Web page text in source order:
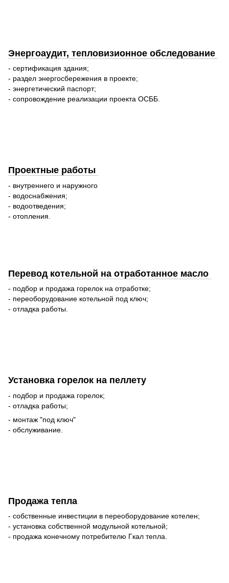
Энергоаудит, тепловизионное обследование
- сертификация здания;
- раздел энергосбережения в проекте;
- энергетический паспорт;
- сопровождение реализации проекта ОСББ.
Проектные работы
- внутреннего и наружного
- водоснабжения;
- водоотведения;
- отопления.
Перевод котельной на отработанное масло
- подбор и продажа горелок на отработке;
- переоборудование котельной под ключ;
- отладка работы.
Установка горелок на пеллету
- подбор и продажа горелок;
- отладка работы;
- монтаж "под ключ"
- обслуживание.
Продажа тепла
- собственные инвестиции в переоборудование котелен;
- установка собственной модульной котельной;
- продажа конечному потребителю Гкал тепла.